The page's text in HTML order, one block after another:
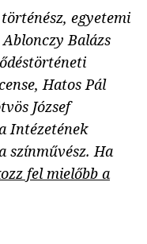
egyetemi
Balázs
Hatos Pál
József
Intézetének
színművész. Ha
fel mielőbb a